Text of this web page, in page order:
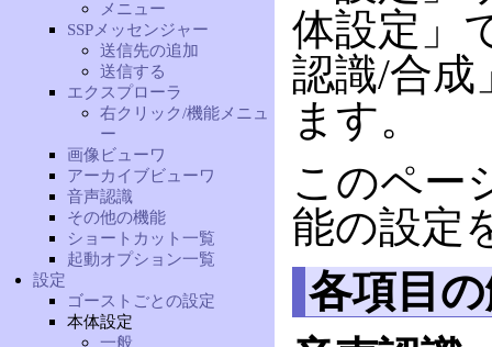
メニュー
SSPメッセンジャー
送信先の追加
送信する
エクスプローラ
右クリック/機能メニュ
ー
画像ビューワ
アーカイブビューワ
音声認識
その他の機能
ショートカット一覧
起動オプション一覧
設定
ゴーストごとの設定
本体設定
一般
体設定」
認識/合成
ます。
このペー
能の設定
各項目